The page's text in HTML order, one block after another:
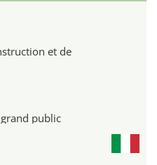
et de
public